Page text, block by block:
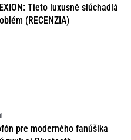
Tieto luxusné slúchadlá
(RECENZIA)
pre moderného fanúšika